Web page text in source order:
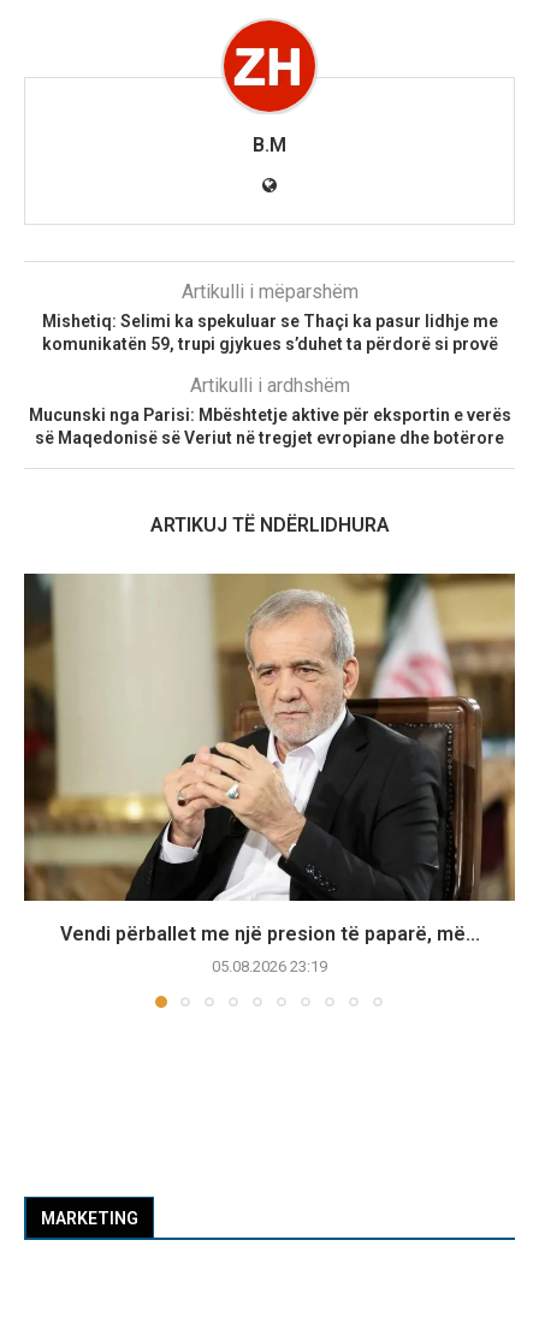
B.M
Artikulli i mëparshëm
Mishetiq: Selimi ka spekuluar se Thaçi ka pasur lidhje me
komunikatën 59, trupi gjykues s’duhet ta përdorë si provë
Artikulli i ardhshëm
Mucunski nga Parisi: Mbështetje aktive për eksportin e verës
së Maqedonisë së Veriut në tregjet evropiane dhe botërore
ARTIKUJ TË NDËRLIDHURA
Vendi përballet me një presion të paparë, më...
05.08.2026 23:19
MARKETING